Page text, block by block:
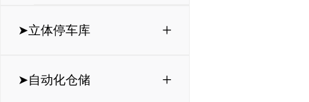
➤立体停车库 +
➤自动化仓储 +